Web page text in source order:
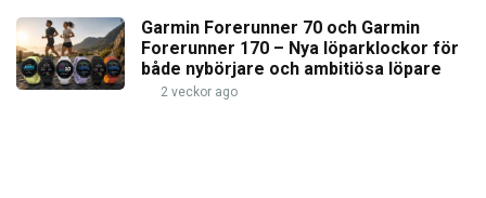
Garmin Forerunner 70 och Garmin
Forerunner 170 – Nya löparklockor för
både nybörjare och ambitiösa löpare
2 veckor ago